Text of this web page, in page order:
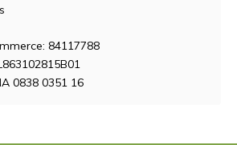
84117788
0838 0351 16